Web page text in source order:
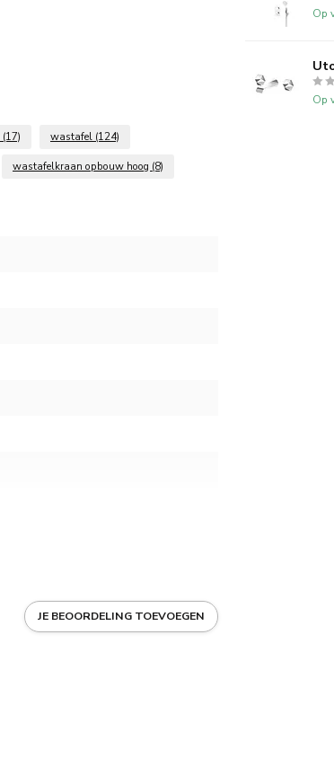
(17) wastafel (124)
wastafelkraan opbouw hoog (8)
JE BEOORDELING TOEVOEGEN
Op
Op